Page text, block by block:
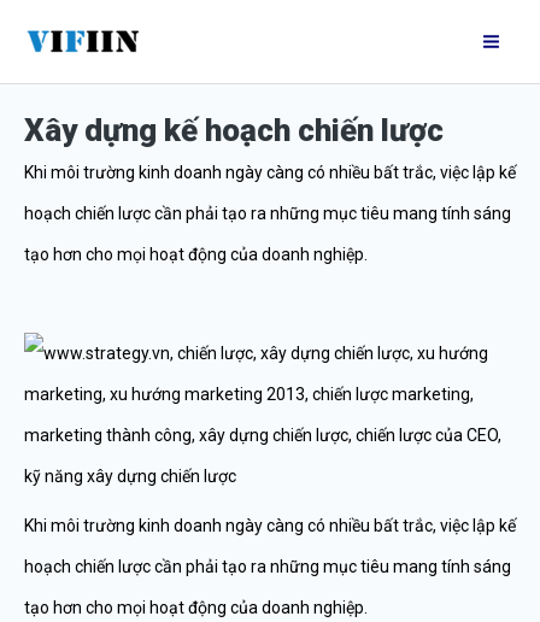
nội
dungXây dựng kế hoạch chiến lược
Khi môi trường kinh doanh ngày càng có nhiều bất trắc, việc lập kế
hoạch chiến lược cần phải tạo ra những mục tiêu mang tính sáng
tạo hơn cho mọi hoạt động của doanh nghiệp.
Khi môi trường kinh doanh ngày càng có nhiều bất trắc, việc lập kế
hoạch chiến lược cần phải tạo ra những mục tiêu mang tính sáng
tạo hơn cho mọi hoạt động của doanh nghiệp.